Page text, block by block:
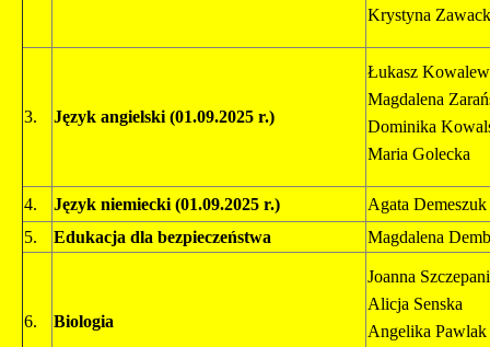
Krystyna
3. Język angielski (01.09.2025 r.)
Łukasz
Magdalena
Dominika
Maria Golecka
4. Język niemiecki (01.09.2025 r.)
Agata Demeszuk
5.
Edukacja dla bezpieczeństwa Magdalena
6. Biologia
Joanna
Alicja Senska
Angelika Pawlak